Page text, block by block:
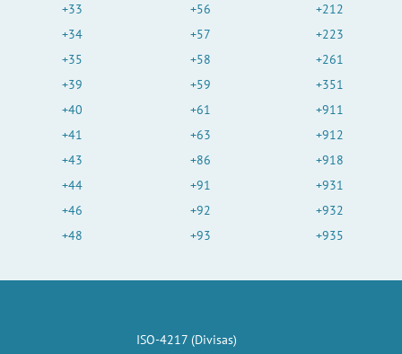
+33
+34
+35
+39
+40
+41
+43
+44
+46
+48
+56
+57
+58
+59
+61
+63
+86
+91
+92
+93
+212
+223
+261
+351
+911
+912
+918
+931
+932
+935
ISO-4217 (Divisas)